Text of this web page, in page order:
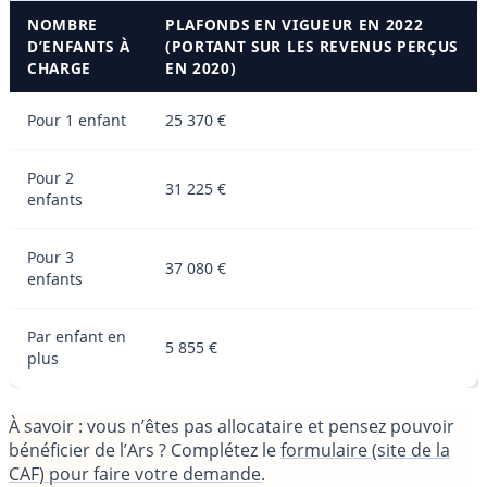
NOMBRE
D’ENFANTS À
CHARGE
PLAFONDS EN VIGUEUR EN 2022
(PORTANT SUR LES REVENUS PERÇUS
EN 2020)
Pour 1 enfant 25 370 €
Pour 2
enfants
31 225 €
Pour 3
enfants
37 080 €
Par enfant en
plus
5 855 €
À savoir : vous n’êtes pas allocataire et pensez pouvoir
bénéficier de l’Ars ? Complétez leformulaire (site de la
CAF) pour faire votre demande.